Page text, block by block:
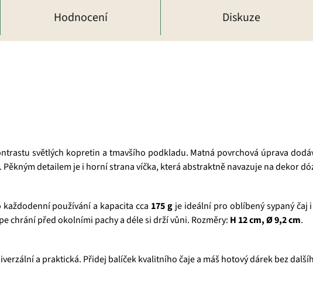
Hodnocení Diskuze
světlých kopretin a tmavšího podkladu. Matná povrchová úprava
detailem je i horní strana víčka, která abstraktně navazuje na dekor
používání a kapacita cca 175 g je ideální pro oblíbený sypaný
chrání před okolními pachy a déle si drží vůni. Rozměry: H 12 cm, Ø 9,2 cm.
a praktická. Přidej balíček kvalitního čaje a máš hotový dárek bez